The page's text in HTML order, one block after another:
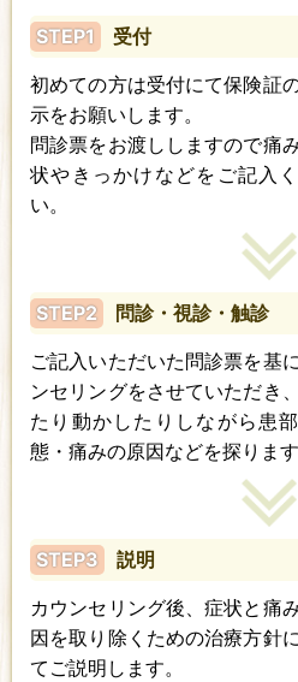
STEP1
受付
初めての方は受付にて保険証
示をお願いします。
問診票をお渡ししますので痛
状やきっかけなどをご記入
い。
STEP2
問診・視診・触診
ご記入いただいた問診票を基
ンセリングをさせていただき
たり動かしたりしながら患
態・痛みの原因などを探ります
STEP3
説明
カウンセリング後、症状と痛
因を取り除くための治療方針
てご説明します。